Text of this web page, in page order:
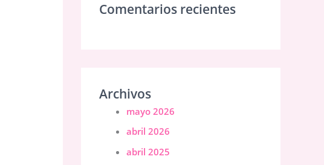
Comentarios recientes
Archivos
mayo 2026
abril 2026
abril 2025